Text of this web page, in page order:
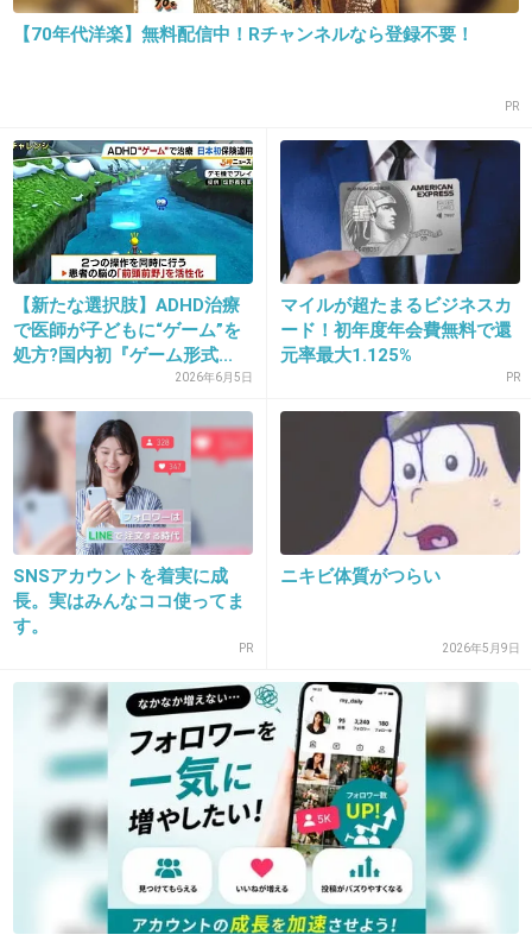
私は風邪やお腹壊したくらいじゃ病院行きたく
ないけど、職場がそういう圧をかけてくる。
ー
+425
17. 匿名2019/05/31(金) 08:17:55
ウイルスの変異を招いて後々大変になるという
-5
2019/05/31(金) 08:18:03
じゃタミフルは効かないって事？
2019/05/31(金) 08:18:04
日本は保険制度がしっかりしてるから、病院行
って早く治した方がいいでしょ
何が悪いのか
+261 -57
【70年代洋楽】無料配信中！Rチャンネルなら登録不要！
PR
【新たな選択肢】ADHD治療
で医師が子どもに“ゲーム”を
処方?国内初『ゲーム形式...
2026年6月5日
マイルが超たまるビジネスカ
ード！初年度年会費無料で還
元率最大1.125%
PR
SNSアカウントを着実に成
長。実はみんなココ使ってま
す。
PR
ニキビ体質がつらい
2026年5月9日